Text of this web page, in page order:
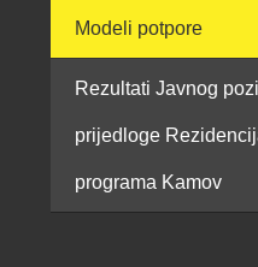
Modeli potpore
Rezultati Javnog
prijedloge
programa Kamov